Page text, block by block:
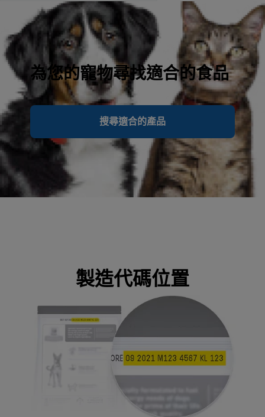
為您的寵物尋找適合的食品
搜尋適合的產品
製造代碼位置